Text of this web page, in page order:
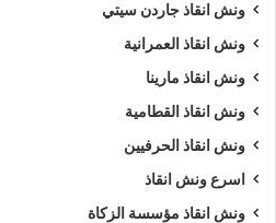
ونش انقاذ جاردن سيتي
ونش انقاذ العمرانية
ونش انقاذ مارينا
ونش انقاذ القطامية
ونش انقاذ الحرفيين
اسرع ونش انقاذ
ونش انقاذ مؤسسة الزكاة